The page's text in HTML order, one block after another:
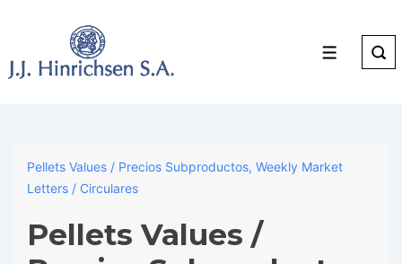
Main
Menu
Pellets Values / Precios Subproductos, Weekly Market
Letters / Circulares
Pellets Values /